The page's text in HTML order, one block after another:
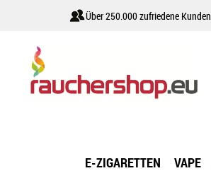
Über 250.000 zufriedene Kunden
E-ZIGARETTEN VAPE